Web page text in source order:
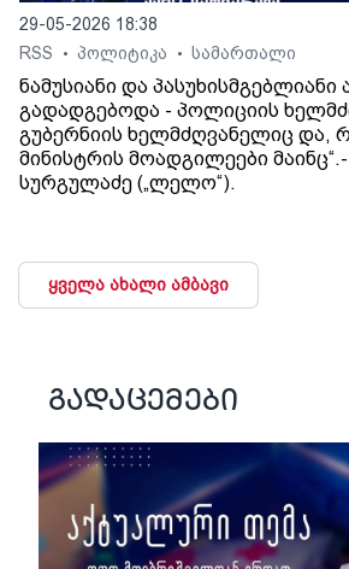
29-05-2026 18:38
RSS
• პოლიტიკა • სამართალი
ნამუსიანი და პასუხისმგებლიანი
გადადგებოდა - პოლიციის
გუბერნიის ხელმძღვანელიც და,
მინისტრის მოადგილეები
სურგულაძე („ლელო“).
ყველა ახალი ამბავი
გადაცემები